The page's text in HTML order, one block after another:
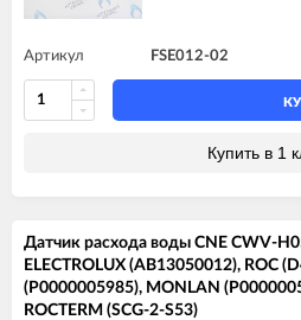
Артикул FSE012-02
Купить в 1
Датчик расхода воды CNE CWV-
ELECTROLUX (AB13050012), ROC
(P0000005985), MONLAN
ROCTERM (SCG-2-S53)